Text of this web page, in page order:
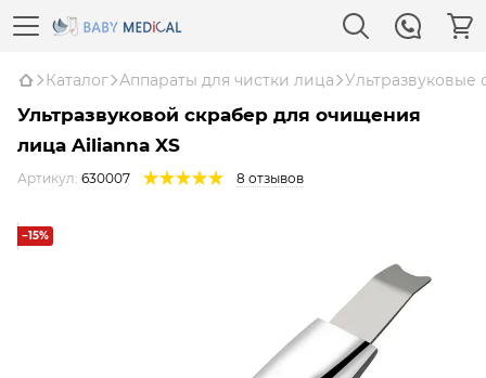
Каталог Аппараты для чистки лица Ультразвуковые
Ультразвуковой скрабер для очищения
лица Ailianna XS
Артикул: 630007 8 отзывов
−15%